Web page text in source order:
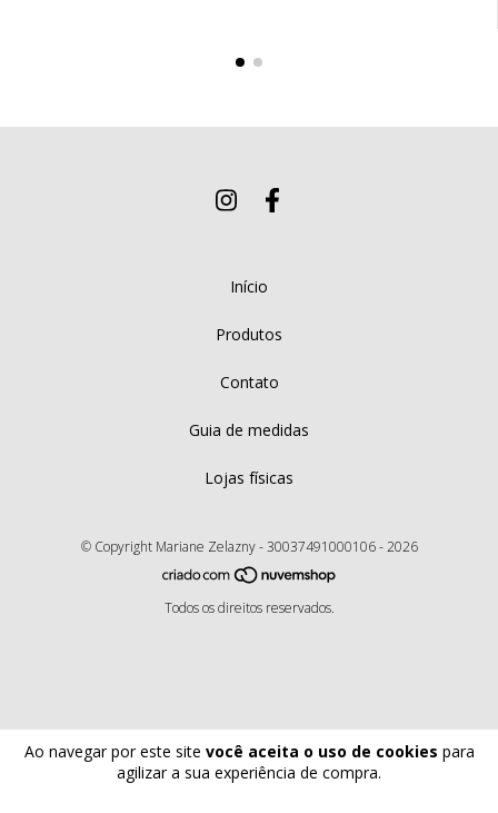
Ao navegar por este site você aceita o uso de cookies para
agilizar a sua experiência de compra.
Início
Produtos
Contato
Guia de medidas
Lojas físicas
© Copyright Mariane Zelazny - 30037491000106 - 2026
Todos os direitos reservados.